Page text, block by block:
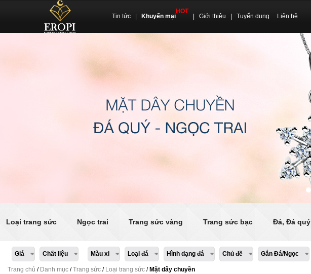
Tin tức Khuyến mại
HOT
Giới thiệu Tuyển dụng Liên hệ
Loại trang sức Ngọc trai Trang sức vàng Trang sức bạc Đá, Đá quý
Giá Chất liệu Màu xi Loại đá Hình dạng đá Chủ đề Gắn Đá/Ngọc
Trang chủ / Danh mục /Trang sức / Loại trang sức / Mặt dây chuyền